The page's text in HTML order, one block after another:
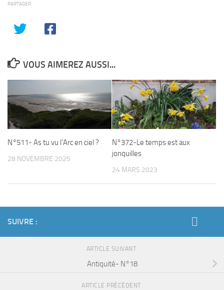
PARTAGER
VOUS AIMEREZ AUSSI...
N°511- As tu vu l’Arc en ciel ?
28 NOVEMBRE 2025
N°372-Le temps est aux
jonquilles
24 MARS 2023
SUIVRE :
ARTICLE SUIVANT
Antiquité- N°18
ARTICLE PRÉCÉDENT